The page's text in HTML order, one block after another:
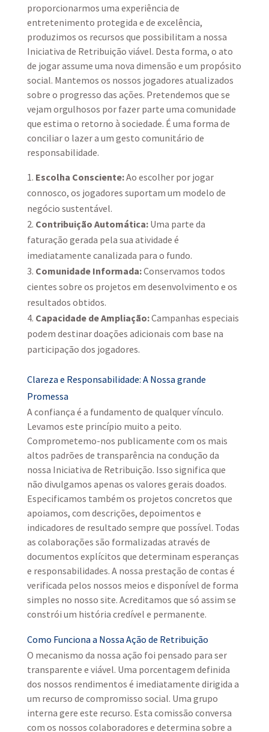
proporcionarmos uma experiência de
entretenimento protegida e de excelência,
produzimos os recursos que possibilitam a nossa
Iniciativa de Retribuição viável. Desta forma, o ato
de jogar assume uma nova dimensão e um propósito
social. Mantemos os nossos jogadores atualizados
sobre o progresso das ações. Pretendemos que se
vejam orgulhosos por fazer parte uma comunidade
que estima o retorno à sociedade. É uma forma de
conciliar o lazer a um gesto comunitário de
responsabilidade.
Escolha Consciente:Ao escolher por jogar
connosco, os jogadores suportam um modelo de
negócio sustentável.
Contribuição Automática:Uma parte da
faturação gerada pela sua atividade é
imediatamente canalizada para o fundo.
Comunidade Informada:Conservamos todos
cientes sobre os projetos em desenvolvimento e os
resultados obtidos.
Capacidade de Ampliação:Campanhas especiais
podem destinar doações adicionais com base na
participação dos jogadores.
Clareza e Responsabilidade: A Nossa grande
Promessa
A confiança é a fundamento de qualquer vínculo.
Levamos este princípio muito a peito.
Comprometemo-nos publicamente com os mais
altos padrões de transparência na condução da
nossa Iniciativa de Retribuição. Isso significa que
não divulgamos apenas os valores gerais doados.
Especificamos também os projetos concretos que
apoiamos, com descrições, depoimentos e
indicadores de resultado sempre que possível. Todas
as colaborações são formalizadas através de
documentos explícitos que determinam esperanças
e responsabilidades. A nossa prestação de contas é
verificada pelos nossos meios e disponível de forma
simples no nosso site. Acreditamos que só assim se
constrói um história credível e permanente.
Como Funciona a Nossa Ação de Retribuição
O mecanismo da nossa ação foi pensado para ser
transparente e viável. Uma porcentagem definida
dos nossos rendimentos é imediatamente dirigida a
um recurso de compromisso social. Uma grupo
interna gere este recurso. Esta comissão conversa
com os nossos colaboradores e determina sobre a